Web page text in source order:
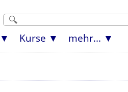
Kurse mehr...